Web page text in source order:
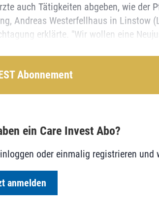
auch Tätigkeiten abgeben, wie der
Andreas Westerfellhaus in Linstow
erklärte. "Wir wollen eine
Abonnement
ein Care Invest Abo?
oder einmalig registrieren und
anmelden